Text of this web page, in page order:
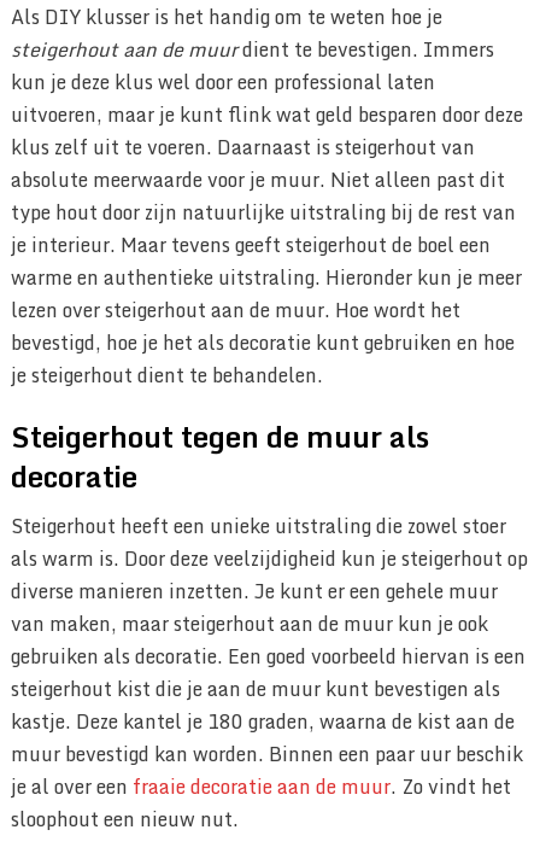
Als DIY klusser is het handig om te weten hoe je
steigerhout aan de muurdient te bevestigen. Immers
kun je deze klus wel door een professional laten
uitvoeren, maar je kunt flink wat geld besparen door deze
klus zelf uit te voeren. Daarnaast is steigerhout van
absolute meerwaarde voor je muur. Niet alleen past dit
type hout door zijn natuurlijke uitstraling bij de rest van
je interieur. Maar tevens geeft steigerhout de boel een
warme en authentieke uitstraling. Hieronder kun je meer
lezen over steigerhout aan de muur. Hoe wordt het
bevestigd, hoe je het als decoratie kunt gebruiken en hoe
je steigerhout dient te behandelen.
Steigerhout tegen de muur als
decoratie
Steigerhout heeft een unieke uitstraling die zowel stoer
als warm is. Door deze veelzijdigheid kun je steigerhout op
diverse manieren inzetten. Je kunt er een gehele muur
van maken, maar steigerhout aan de muur kun je ook
gebruiken als decoratie. Een goed voorbeeld hiervan is een
steigerhout kist die je aan de muur kunt bevestigen als
kastje. Deze kantel je 180 graden, waarna de kist aan de
muur bevestigd kan worden. Binnen een paar uur beschik
je al over een fraaie decoratie aan de muur. Zo vindt het
sloophout een nieuw nut.